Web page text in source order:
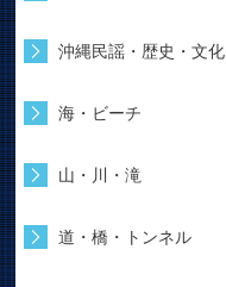
沖縄民謡・歴史・文化
海・ビーチ
山・川・滝
道・橋・トンネル